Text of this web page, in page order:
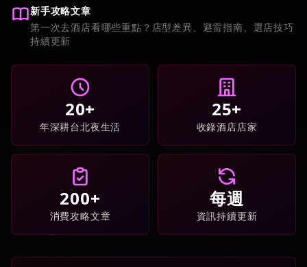
新手攻略文章
第一次去酒店看哪些重點？店型差異、避雷指南、選店技巧
持續更新
20+
年深耕台北夜生活
25+
收錄酒店店家
200+
消費攻略文章
每週
資訊持續更新